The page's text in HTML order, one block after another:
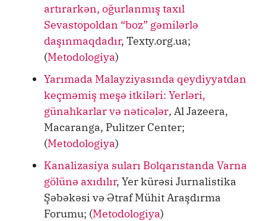
artırarkən, oğurlanmış taxıl
Sevastopoldan “boz” gəmilərlə
daşınmaqdadır, Texty.org.ua;
(Metodologiya)
Yarımada Malayziyasında qeydiyyatdan
keçməmiş meşə itkiləri: Yerləri,
günahkarlar və nəticələr, Al Jazeera,
Macaranga, Pulitzer Center;
(Metodologiya)
Kanalizasiya suları Bolqarıstanda Varna
gölünə axıdılır, Yer kürəsi Jurnalistika
Şəbəkəsi və Ətraf Mühit Araşdırma
Forumu; (Metodologiya)